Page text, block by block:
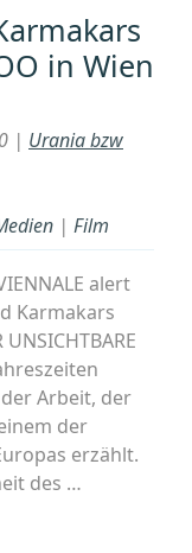
Jahre
Friederike
Mayröcker
SCHREIBE
FÜR
in Wien
| Urania bzw
| Film
alert
Karmakars
Arbeit, der
der
erzählt.
des …